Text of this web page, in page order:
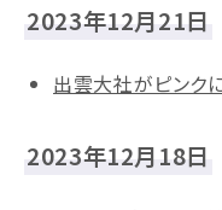
2023年12月21日
出雲大社がピンク
2023年12月18日